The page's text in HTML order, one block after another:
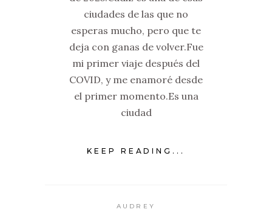
ciudades de las que no
esperas mucho, pero que te
deja con ganas de volver.Fue
mi primer viaje después del
COVID, y me enamoré desde
el primer momento.Es una
ciudad
KEEP READING...
AUDREY